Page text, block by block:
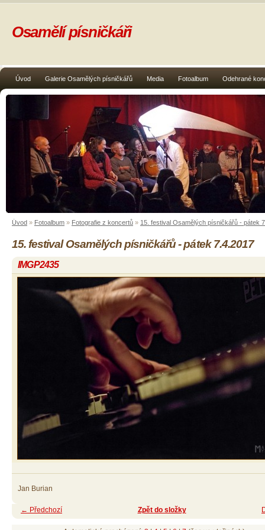
Úvod Galerie Osamělých písničkářů Media Fotoalbum Odehrané
Osamělí písničkáři
Úvod » Fotoalbum » Fotografie z koncertů » 15. festival Osamělých písničkářů - pátek
15. festival Osamělých písničkářů - pátek 7.4.2017
IMGP2435
Jan Burian
← Předchozí Zpět do složky